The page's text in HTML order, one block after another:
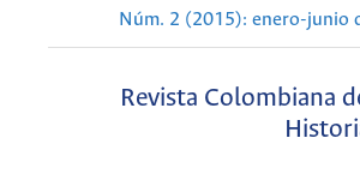
Núm. 2 (2015): enero-junio
Revista Colombiana